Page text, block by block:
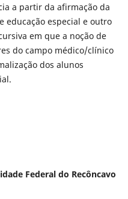
a partir da afirmação da
educação especial e outro
em que a noção de
do campo médico/clínico
dos alunos
Federal do Recôncavo